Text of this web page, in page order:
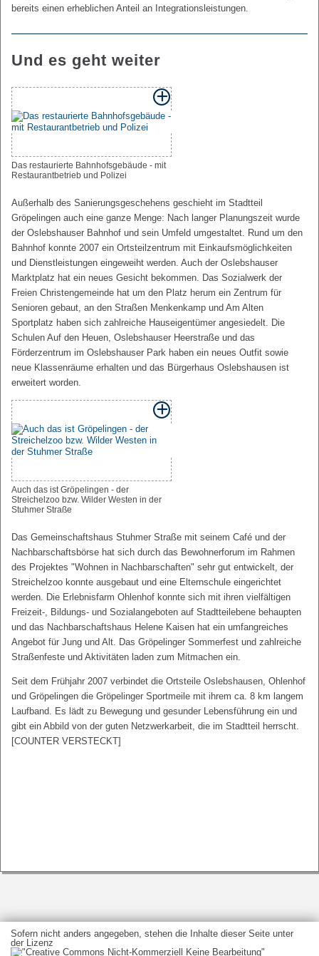
bereits einen erheblichen Anteil an Integrationsleistungen.
Und es geht weiter
Das restaurierte Bahnhofsgebäude - mit
Restaurantbetrieb und Polizei
Außerhalb des Sanierungsgeschehens geschieht im Stadtteil
Gröpelingen auch eine ganze Menge: Nach langer Planungszeit wurde
der Oslebshauser Bahnhof und sein Umfeld umgestaltet. Rund um den
Bahnhof konnte 2007 ein Ortsteilzentrum mit Einkaufsmöglichkeiten
und Dienstleistungen eingeweiht werden. Auch der Oslebshauser
Marktplatz hat ein neues Gesicht bekommen. Das Sozialwerk der
Freien Christengemeinde hat um den Platz herum ein Zentrum für
Senioren gebaut, an den Straßen Menkenkamp und Am Alten
Sportplatz haben sich zahlreiche Hauseigentümer angesiedelt. Die
Schulen Auf den Heuen, Oslebshauser Heerstraße und das
Förderzentrum im Oslebshauser Park haben ein neues Outfit sowie
neue Klassenräume erhalten und das Bürgerhaus Oslebshausen ist
erweitert worden.
Auch das ist Gröpelingen - der
Streichelzoo bzw. Wilder Westen in der
Stuhmer Straße
Das Gemeinschaftshaus Stuhmer Straße mit seinem Café und der
Nachbarschaftsbörse hat sich durch das Bewohnerforum im Rahmen
des Projektes "Wohnen in Nachbarschaften" sehr gut entwickelt, der
Streichelzoo konnte ausgebaut und eine Elternschule eingerichtet
werden. Die Erlebnisfarm Ohlenhof konnte sich mit ihren vielfältigen
Freizeit-, Bildungs- und Sozialangeboten auf Stadtteilebene behaupten
und das Nachbarschaftshaus Helene Kaisen hat ein umfangreiches
Angebot für Jung und Alt. Das Gröpelinger Sommerfest und zahlreiche
Straßenfeste und Aktivitäten laden zum Mitmachen ein.
Seit dem Frühjahr 2007 verbindet die Ortsteile Oslebshausen, Ohlenhof
und Gröpelingen die Gröpelinger Sportmeile mit ihrem ca. 8 km langem
Laufband. Es lädt zu Bewegung und gesunder Lebensführung ein und
gibt ein Abbild von der guten Netzwerkarbeit, die im Stadtteil herrscht.
[COUNTER VERSTECKT]
Sofern nicht anders angegeben, stehen die Inhalte dieser Seite unter
der Lizenz